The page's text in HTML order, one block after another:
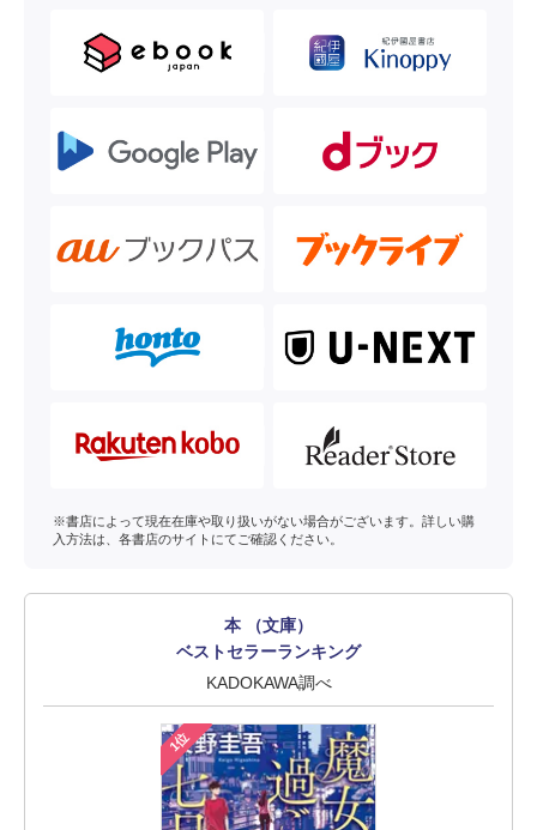
※書店によって現在在庫や取り扱いがない場合がございます。詳しい購
入方法は、各書店のサイトにてご確認ください。
本 （文庫）
ベストセラーランキング
KADOKAWA調べ
1位